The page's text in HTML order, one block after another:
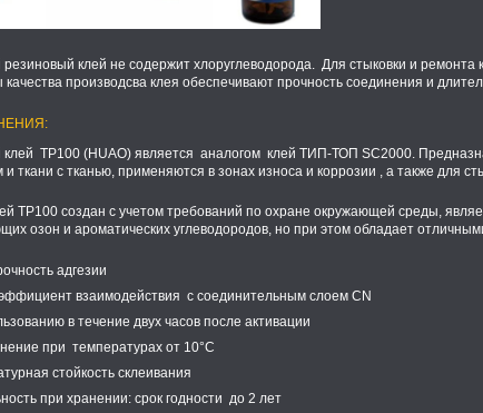
клей не содержит хлоруглеводорода. Для стыковки и
качества производсва клея обеспечивают прочность соединения и
клей ТР100 (HUAO) является аналогом клей ТИП-ТОП SC2000.
ткани с тканью, применяются в зонах износа и коррозии , а также для
TР100 создан с учетом требований по охране окружающей среды,
озон и ароматических углеводородов, но при этом обладает
адгезии
взаимодействия с соединительным слоем CN
в течение двух часов после активации
при температурах от 10°C
стойкость склеивания
при хранении: срок годности до 2 лет